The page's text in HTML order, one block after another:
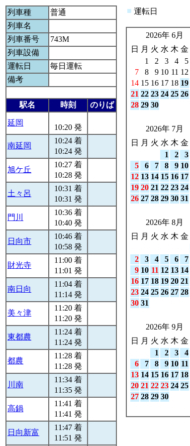
列車種
普通
列車名
列車番号
743M
列車設備
運転日
毎日運転
備考
駅名 時刻 のりば
延岡
10:20 発
南延岡
10:24 着
10:24 発
旭ケ丘
10:27 着
10:28 発
土々呂
10:31 着
10:31 発
門川
10:36 着
10:40 発
日向市
10:46 着
10:58 発
財光寺
11:00 着
11:01 発
南日向
11:04 着
11:14 発
美々津
11:20 着
11:20 発
東都農
11:24 着
11:24 発
都農
11:28 着
11:28 発
川南
11:34 着
11:35 発
高鍋
11:41 着
11:41 発
日向新富
11:47 着
11:51 発
■ 運転日
2026年 6月
日
月 火 水 木 金
1
2 3 4 5
7
8 9 10 11 12
14 15 16 17 18 19
21 22 23 24 25 26
28 29 30
2026年 7月
日
月 火 水 木 金
1
2 3
5
6 7 8 9 10
12 13 14 15 16 17
19 20 21 22 23 24
26 27 28 29 30 31
2026年 8月
日
月 火 水 木 金
2
3 4 5 6 7
9 10 11 12 13 14
16 17 18 19 20 21
23 24 25 26 27 28
30 31
2026年 9月
日
月 火 水 木 金
1
2 3 4
6
7 8 9 10 11
13 14 15 16 17 18
20 21 22 23 24 25
27 28 29 30